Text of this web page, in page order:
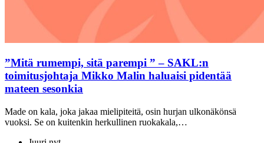
”Mitä rumempi, sitä parempi ” – SAKL:n
toimitusjohtaja Mikko Malin haluaisi pidentää
mateen sesonkia
Made on kala, joka jakaa mielipiteitä, osin hurjan ulkonäkönsä
vuoksi. Se on kuitenkin herkullinen ruokakala,…